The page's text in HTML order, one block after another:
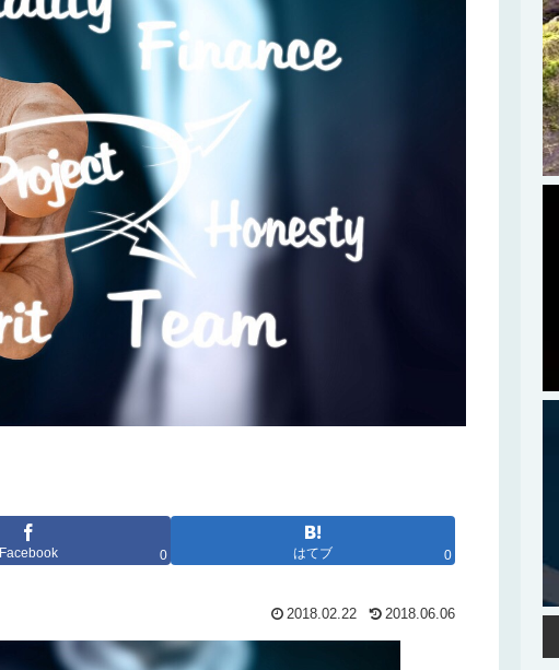
Facebook 0 はてブ 0
2018.02.22 2018.06.06